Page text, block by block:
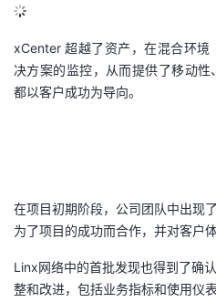
xCenter 超越了资产，在混合环
决方案的监控，从而提供了移动
都以客户成功为导向。
在项目初期阶段，公司团队中出现
为了项目的成功而合作，并对客户
Linx网络中的首批发现也得到了确
整和改进，包括业务指标和使用仪